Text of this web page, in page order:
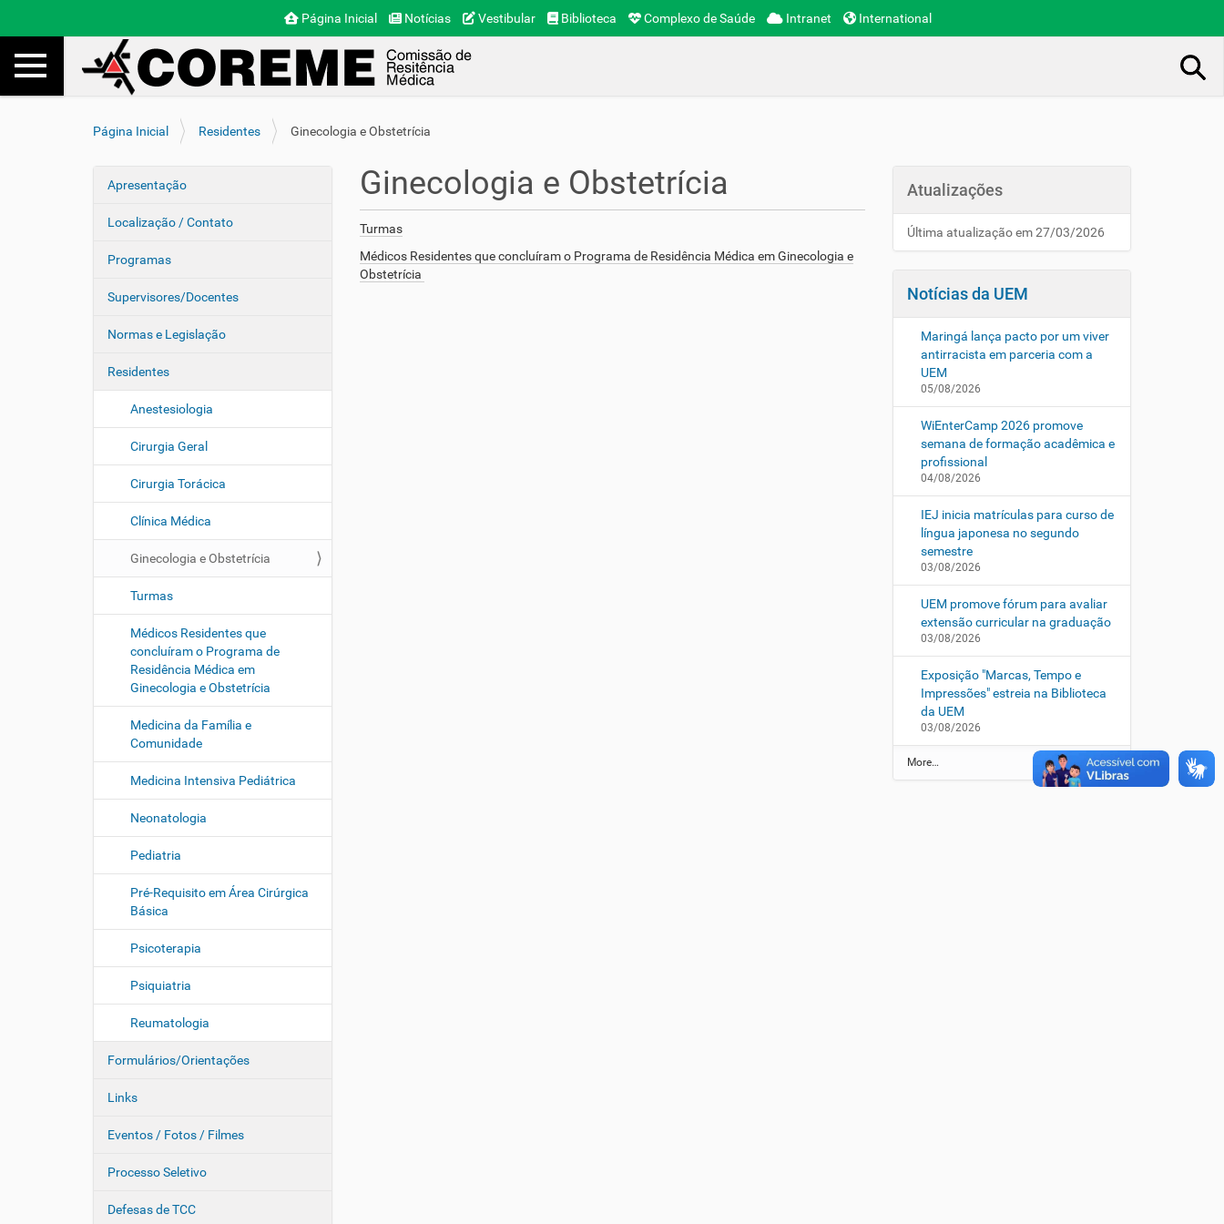
Página Inicial Notícias Vestibular Biblioteca Complexo de Saúde Intranet International
Toggle navigation Busca
V
Página Inicial Residentes Ginecologia e Obstetrícia
N
e
a
ç
o
Apresentação
Localização / Contato
Programas
Supervisores/Docentes
Normas e Legislação
Residentes
Anestesiologia
Cirurgia Geral
Cirurgia Torácica
Clínica Médica
Ginecologia e Obstetrícia
Turmas
Médicos Residentes que
concluíram o Programa de
Residência Médica em
Ginecologia e Obstetrícia
Medicina da Família e
Comunidade
Medicina Intensiva Pediátrica
Neonatologia
Pediatria
Pré-Requisito em Área Cirúrgica
Básica
Psicoterapia
Psiquiatria
Reumatologia
Formulários/Orientações
Links
Eventos / Fotos / Filmes
Processo Seletivo
Defesas de TCC
Ginecologia e Obstetrícia
Turmas
Médicos Residentes que concluíram o Programa de Residência Médica em Ginecologia e
Obstetrícia
Atualizações
Última atualização em 27/03/2026
Notícias da UEM
Maringá lança pacto por um viver
antirracista em parceria com a
UEM
05/08/2026
WiEnterCamp 2026 promove
semana de formação acadêmica e
profissional
04/08/2026
IEJ inicia matrículas para curso de
língua japonesa no segundo
semestre
03/08/2026
UEM promove fórum para avaliar
extensão curricular na graduação
03/08/2026
Exposição "Marcas, Tempo e
Impressões" estreia na Biblioteca
da UEM
03/08/2026
N
o
More…